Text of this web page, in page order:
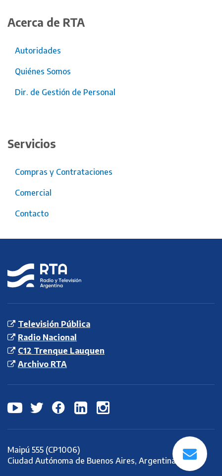
Acerca de RTA
Autoridades
Quiénes Somos
Dir. de Gestión de Personal
Servicios
Compras y Contrataciones
Comercial
Contacto
RTA
Radio y
Televisión
Argentina S.E.
Televisión Pública
Radio Nacional
C12 Trenque Lauquen
Archivo RTA
Maipú 555 (CP1006)
Ciudad Autónoma de Buenos Aires, Argentina.